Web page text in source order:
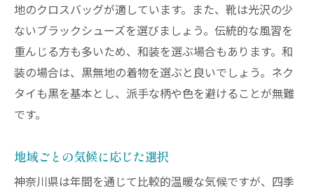
地のクロスバッグが適しています。また、靴は光沢の少
ないブラックシューズを選びましょう。伝統的な風習を
重んじる方も多いため、和装を選ぶ場合もあります。和
装の場合は、黒無地の着物を選ぶと良いでしょう。ネク
タイも黒を基本とし、派手な柄や色を避けることが無難
です。
地域ごとの気候に応じた選択
神奈川県は年間を通じて比較的温暖な気候ですが、四季